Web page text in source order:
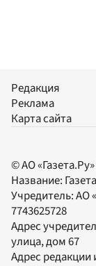
Редакция
Реклама
Карта сайта
© АО
Название:
Учредитель:АО
7743625728
Адрес
улица, дом 67
Адрес редакции